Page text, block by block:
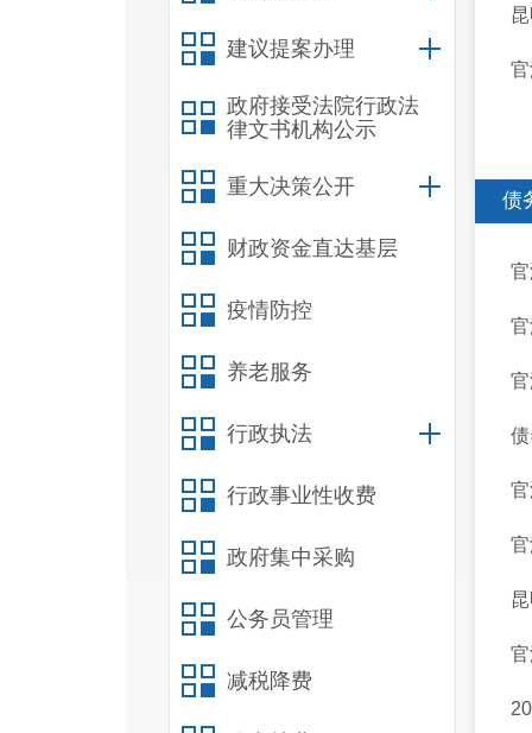
建议提案办理
政府接受法院行政法
律文书机构公示
重大决策公开
财政资金直达基层
疫情防控
养老服务
行政执法
行政事业性收费
政府集中采购
公务员管理
减税降费
债